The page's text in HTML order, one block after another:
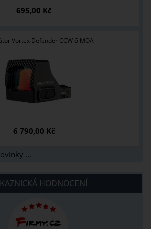
695,00 Kč
Vortex Defender CCW 6 MOA
6 790,00 Kč
...
HODNOCENÍ